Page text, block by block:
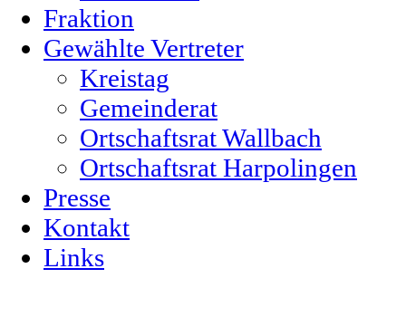
Fraktion
Gewählte Vertreter
Kreistag
Gemeinderat
Ortschaftsrat Wallbach
Ortschaftsrat Harpolingen
Presse
Kontakt
Links